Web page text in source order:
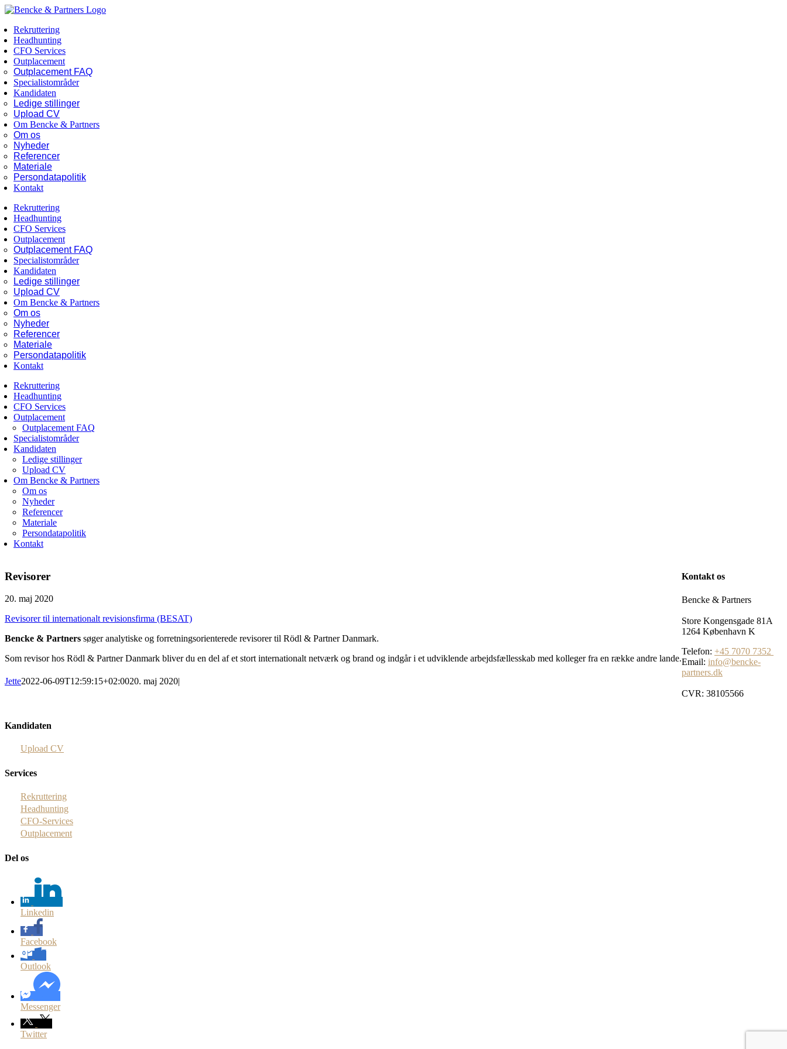
Skip
content
Facebook
LinkedIn
Rekruttering
Headhunting
CFO Services
Outplacement
Outplacement FAQ
Specialistområder
Kandidaten
Ledige stillinger
Upload CV
Om Bencke & Partners
Om os
Nyheder
Referencer
Materiale
Persondatapolitik
Kontakt
Rekruttering
Headhunting
CFO Services
Outplacement
Outplacement FAQ
Specialistområder
Kandidaten
Ledige stillinger
Upload CV
Om Bencke & Partners
Om os
Nyheder
Referencer
Materiale
Persondatapolitik
Kontakt
Rekruttering
Headhunting
CFO Services
Outplacement
Outplacement FAQ
Specialistområder
Kandidaten
Ledige stillinger
Upload CV
Om Bencke & Partners
Om os
Nyheder
Referencer
Materiale
Persondatapolitik
Kontakt
Revisorer
20. maj 2020
Revisorer til internationalt revisionsfirma (BESAT)
Bencke & Partners søger analytiske og forretningsorienterede revisorer til Rödl & Partner Danmark.
Som revisor hos Rödl & Partner Danmark bliver du en del af et stort internationalt netværk og brand og indgår i et udviklende arbejdsfællesskab med kolleger fra en række andre lande.
Jette2022-06-09T12:59:15+02:0020. maj 2020|
Kontakt os
Bencke & Partners
Store Kongensgade 81A
1264 København K
Telefon: +45 7070 7352
Email: info@bencke-
partners.dk
CVR: 38105566
Kandidaten
Upload CV
Services
Rekruttering
Headhunting
CFO-Services
Outplacement
Del os
Linkedin
Facebook
Outlook
Messenger
Twitter